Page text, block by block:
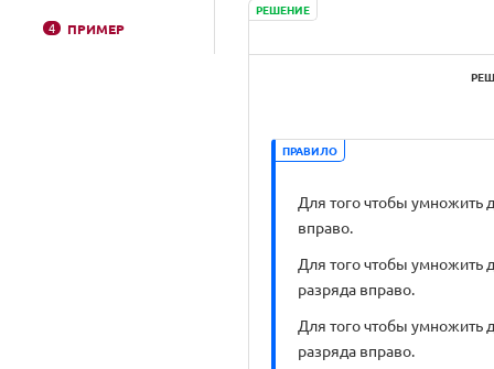
4 ПРИМЕР
РЕШЕНИЕ
ПРАВИЛО
Для того чтобы умножить
вправо.
Для того чтобы умножить
разряда вправо.
Для того чтобы умножить
разряда вправо.